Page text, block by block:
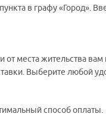
в графу «Город».
от места жительства
Выберите любой
способ оплаты.